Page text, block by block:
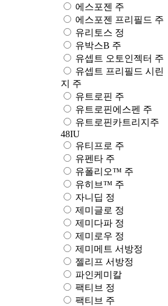
에스포젠 주
에스포젠 프리필드 주
유리토스 정
유박스B 주
유셉트 오토인젝터 주
유셉트 프리필드 시린
지 주
유트로핀 주
유트로핀에스펜 주
유트로핀카트리지주
48IU
유티프로 주
유펜타 주
유폴리오™ 주
유히브™ 주
자니딥 정
제미글로 정
제미다파 정
제미로우 정
제미메트 서방정
젤리프 서방정
파인케미칼
팩티브 정
팩티브 주